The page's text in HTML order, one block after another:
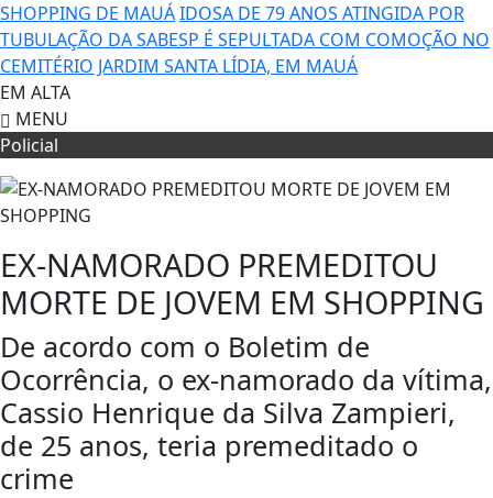
SHOPPING DE MAUÁIDOSA DE 79 ANOS ATINGIDA POR
TUBULAÇÃO DA SABESP É SEPULTADA COM COMOÇÃO NO
CEMITÉRIO JARDIM SANTA LÍDIA, EM MAUÁ
EM ALTA
MENU
Policial
EX-NAMORADO PREMEDITOU
MORTE DE JOVEM EM SHOPPING
De acordo com o Boletim de
Ocorrência, o ex-namorado da vítima,
Cassio Henrique da Silva Zampieri,
de 25 anos, teria premeditado o
crime